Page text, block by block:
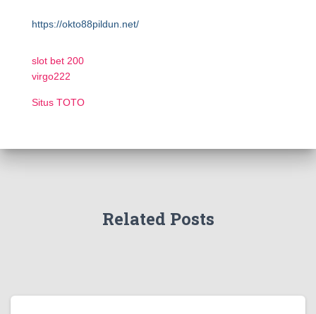
https://okto88pildun.net/
slot bet 200
virgo222
Situs TOTO
Related Posts